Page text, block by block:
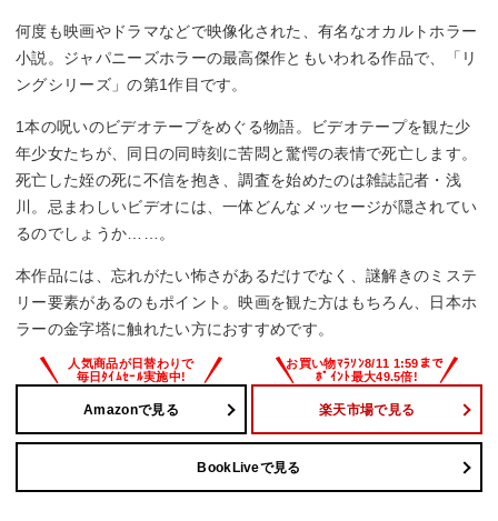
何度も映画やドラマなどで映像化された、有名なオカルトホラー
小説。ジャパニーズホラーの最高傑作ともいわれる作品で、「リ
ングシリーズ」の第1作目です。
1本の呪いのビデオテープをめぐる物語。ビデオテープを観た少
年少女たちが、同日の同時刻に苦悶と驚愕の表情で死亡します。
死亡した姪の死に不信を抱き、調査を始めたのは雑誌記者・浅
川。忌まわしいビデオには、一体どんなメッセージが隠されてい
るのでしょうか……。
本作品には、忘れがたい怖さがあるだけでなく、謎解きのミステ
リー要素があるのもポイント。映画を観た方はもちろん、日本ホ
ラーの金字塔に触れたい方におすすめです。
Amazonで見る 楽天市場で見る
BookLiveで見る